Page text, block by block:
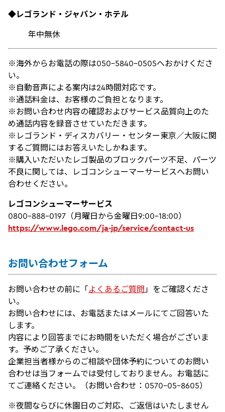
◆レゴランド・ジャパン・ホテル
年中無休
※海外からお電話の際は050-5840-0505へおかけくださ
い。
※自動音声による案内は24時間対応です。
※通話料金は、お客様のご負担となります。
※お問い合わせ内容の確認およびサービス品質向上のた
め通話内容を録音させていただきます。
※レゴランド・ディスカバリー・センター東京／大阪に関
するご質問にはお答えいたしかねます。
※購入いただいたレゴ製品のブロックパーツ不足、パーツ
不良に関しては、レゴコンシューマーサービスへお問い
合わせください。
レゴコンシューマーサービス
0800-888-0197（月曜日から金曜日9:00-18:00）
https://www.lego.com/ja-jp/service/contact-us
お問い合わせフォーム
お問い合わせの前に「よくあるご質問」をご確認くださ
い。
お問い合わせには、お電話またはメールにてご回答いた
します。
内容により回答までにお時間をいただく場合がございま
す。予めご了承ください。
企業担当者様からのご相談や団体予約についてのお問い
合わせは当フォームでは受付しておりません。お電話に
てご連絡ください。（お問い合わせ：0570-05-8605）
※夜間ならびに休園日のご対応、ご返信はいたしません